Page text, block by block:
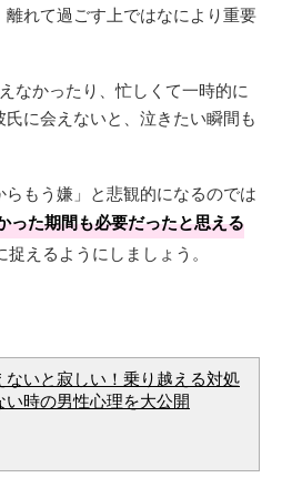
れて過ごす上ではなにより重要
なかったり、忙しくて一時的に
に会えないと、泣きたい瞬間も
もう嫌」と悲観的になるのでは
った期間も必要だったと思える
えるようにしましょう。
ないと寂しい！乗り越える対処
い時の男性心理を大公開